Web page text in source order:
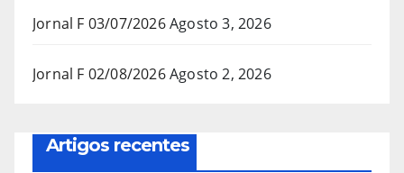
Jornal F 03/07/2026Agosto 3, 2026
Jornal F 02/08/2026Agosto 2, 2026
Artigos recentes